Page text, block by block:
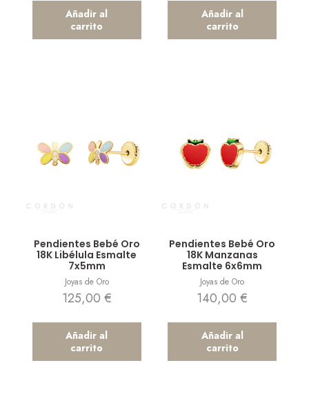
Añadir al
carrito
Añadir al
carrito
Pendientes Bebé Oro
18K Libélula Esmalte
7x5mm
Joyas de Oro
125,00 €
Añadir al
carrito
Pendientes Bebé Oro
18K Manzanas
Esmalte 6x6mm
Joyas de Oro
140,00€
Añadir al
carrito